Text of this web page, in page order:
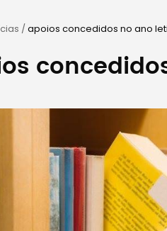
/apoios concedidos no ano